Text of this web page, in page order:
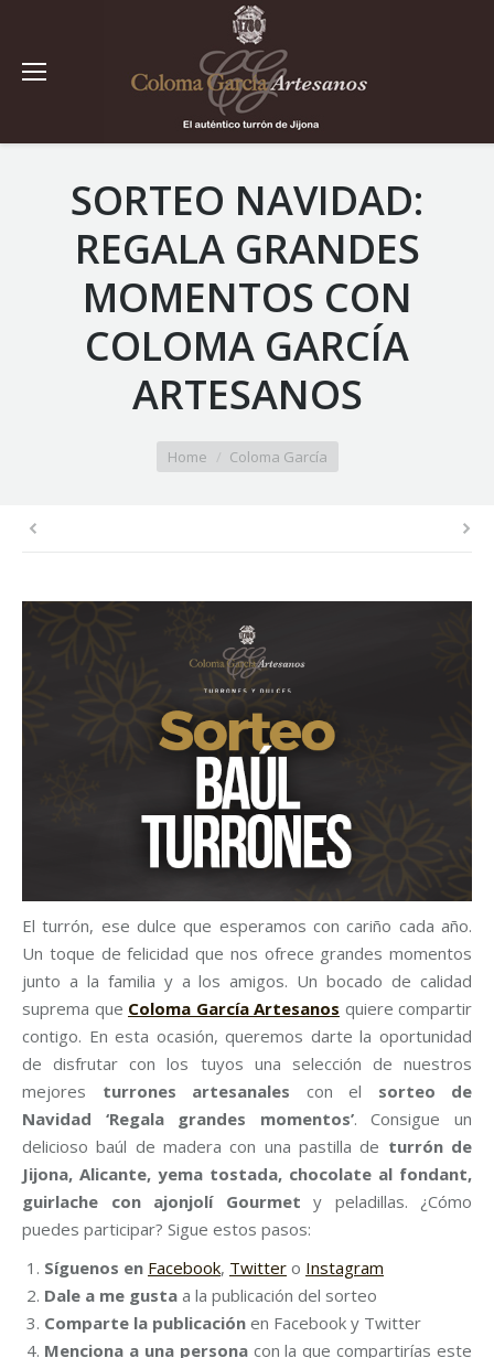
SORTEO NAVIDAD:
REGALA GRANDES
MOMENTOS CON
COLOMA GARCÍA
ARTESANOS
Home Coloma García
El turrón, ese dulce que esperamos con cariño cada año.
Un toque de felicidad que nos ofrece grandes momentos
junto a la familia y a los amigos. Un bocado de calidad
suprema que Coloma García Artesanos quiere compartir
contigo. En esta ocasión, queremos darte la oportunidad
de disfrutar con los tuyos una selección de nuestros
mejores turrones artesanales con el sorteo de
Navidad ‘Regala grandes momentos’. Consigue un
delicioso baúl de madera con una pastilla de turrón de
Jijona, Alicante, yema tostada, chocolate al fondant,
guirlache con ajonjolí Gourmet y peladillas. ¿Cómo
puedes participar? Sigue estos pasos:
Síguenos en Facebook, Twitter o Instagram
Dale a me gusta a la publicación del sorteo
Comparte la publicación en Facebook y Twitter
Menciona a una personacon la que compartirías este